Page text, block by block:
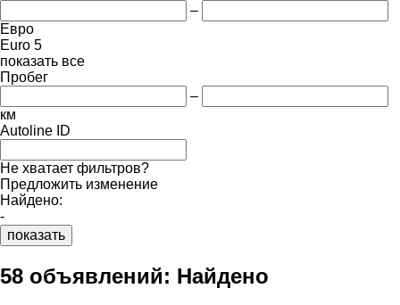
–
Евро
Euro 5
показать все
Пробег
–
км
Autoline ID
Не хватает фильтров?
Предложить изменение
Найдено:
-
показать
58 объявлений: Найдено